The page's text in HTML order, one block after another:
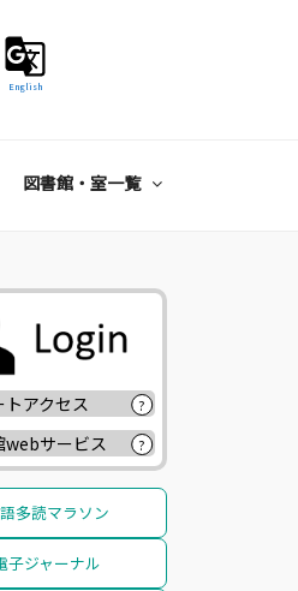
English
図書館・室一覧
トアクセス ?
webサービス ?
多読マラソン
子ジャーナル